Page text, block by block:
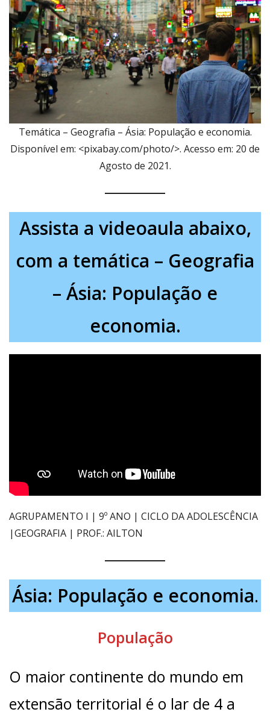
Temática – Geografia – Ásia: População e economia.
Disponível em: <pixabay.com/photo/>. Acesso em: 20 de
Agosto de 2021.
Assista a videoaula abaixo,
com a temática – Geografia
– Ásia: População e
economia.
AGRUPAMENTO I | 9º ANO | CICLO DA ADOLESCÊNCIA
|GEOGRAFIA | PROF.: AILTON
Ásia: População e economia.
População
O maior continente do mundo em
extensão territorial é o lar de 4 a